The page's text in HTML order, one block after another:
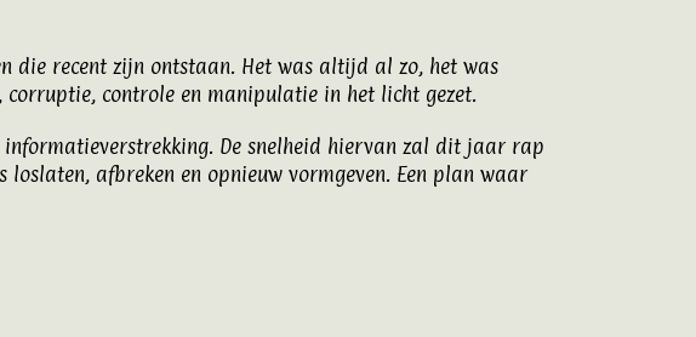
die recent zijn ontstaan. Het was altijd al zo, het was
controle en manipulatie in het licht gezet.
informatieverstrekking. De snelheid hiervan zal dit jaar rap
afbreken en opnieuw vormgeven. Een plan waar